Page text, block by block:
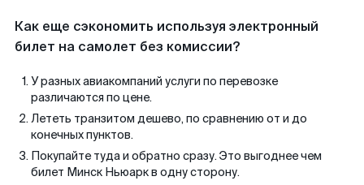
Как еще сэкономить используя электронный
билет на самолет без комиссии?
У разных авиакомпаний услуги по перевозке
различаются по цене.
Лететь транзитом дешево, по сравнению от и до
конечных пунктов.
Покупайте туда и обратно сразу. Это выгоднее чем
билет Минск Ньюарк в одну сторону.